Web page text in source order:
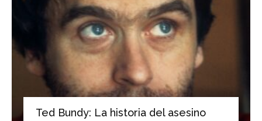
Ted Bundy: La historia del asesino